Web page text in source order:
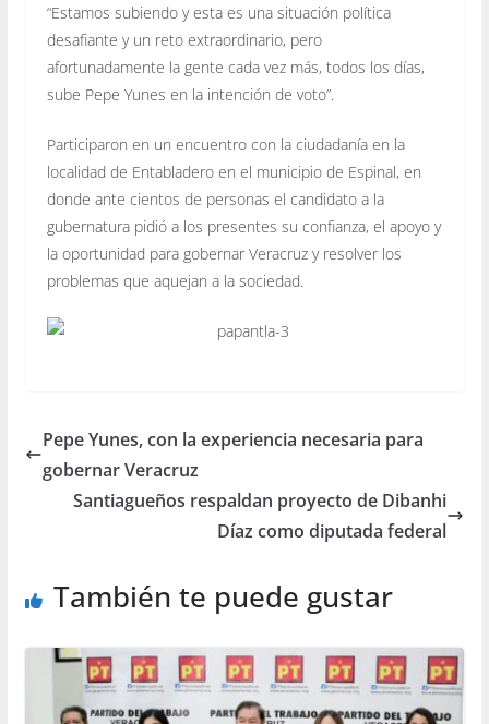
“Estamos subiendo y esta es una situación política
desafiante y un reto extraordinario, pero
afortunadamente la gente cada vez más, todos los días,
sube Pepe Yunes en la intención de voto”.
Participaron en un encuentro con la ciudadanía en la
localidad de Entabladero en el municipio de Espinal, en
donde ante cientos de personas el candidato a la
gubernatura pidió a los presentes su confianza, el apoyo y
la oportunidad para gobernar Veracruz y resolver los
problemas que aquejan a la sociedad.
Pepe Yunes, con la experiencia necesaria para
gobernar Veracruz
Santiagueños respaldan proyecto de Dibanhi
Díaz como diputada federal
También te puede gustar